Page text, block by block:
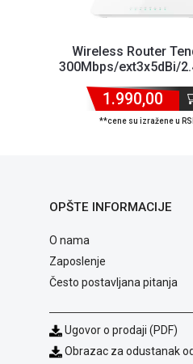
Wireless Router
300Mbps/ext3x5dBi/
1.990,00
**cene su izražene u
OPŠTE INFORMACIJE
O nama
Zaposlenje
Često postavljana pitanja
Ugovor o prodaji (PDF)
Obrazac za odustanak